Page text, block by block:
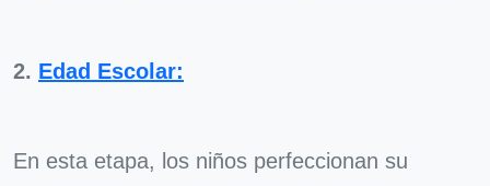
2. Edad Escolar:
En esta etapa, los niños perfeccionan su